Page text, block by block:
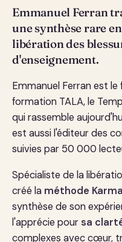
Emmanuel Ferran
une synthèse rare
libération des
d'enseignement.
Emmanuel Ferran est
formation TALA, le
qui rassemble
est aussi l'éditeur des
suivies par 50 000
Spécialiste de la
créé la méthode
synthèse de son
l'apprécie poursa
complexes avec cœur,